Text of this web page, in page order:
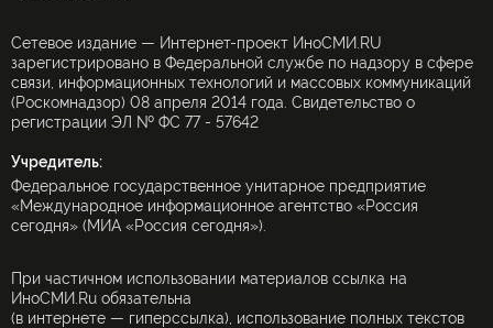
Сетевое издание — Интернет-проект ИноСМИ.RU
зарегистрировано в Федеральной службе по надзору в сфере
связи, информационных технологий и массовых коммуникаций
(Роскомнадзор) 08 апреля 2014 года. Свидетельство о
регистрации ЭЛ № ФС 77 - 57642
Учредитель:
Федеральное государственное унитарное предприятие
«Международное информационное агентство «Россия
сегодня» (МИА «Россия сегодня»).
При частичном использовании материалов ссылка на
ИноСМИ.Ru обязательна
(в интернете — гиперссылка), использование полных текстов